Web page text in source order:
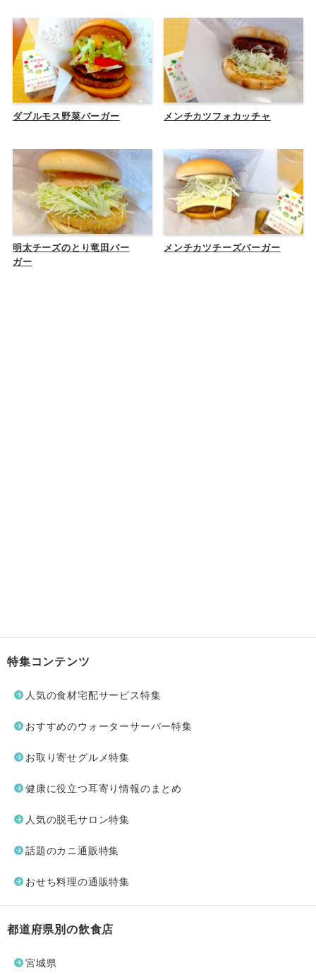
ダブルモス野菜バーガー メンチカツフォカッチャ
明太チーズのとり竜田バー
ガー
メンチカツチーズバーガー
特集コンテンツ
人気の食材宅配サービス特集
おすすめのウォーターサーバー特集
お取り寄せグルメ特集
健康に役立つ耳寄り情報のまとめ
人気の脱毛サロン特集
話題のカニ通販特集
おせち料理の通販特集
都道府県別の飲食店
宮城県